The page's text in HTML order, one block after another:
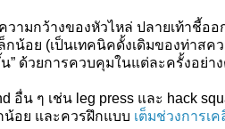
มกว้างของหัวไหล่ ปลายเท้าชี้ออ
กน้อย (เป็นเทคนิคดั้งเดิมของท่าส
” ด้วยการควบคุมในแต่ละครั้งอย่าง
น ๆ เช่น leg press และ hack
อย และควรฝึกแบบ เต็มช่วงการเ